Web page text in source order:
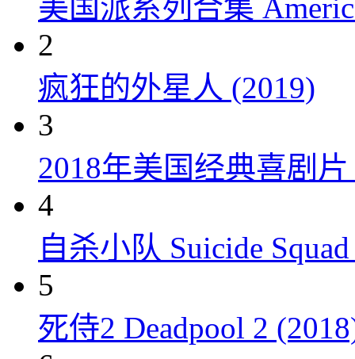
美国派系列合集
2
疯狂的外星人 (2019)
3
2018年美国经典喜剧
4
自杀小队 Suicide
5
死侍2 Deadpool 2